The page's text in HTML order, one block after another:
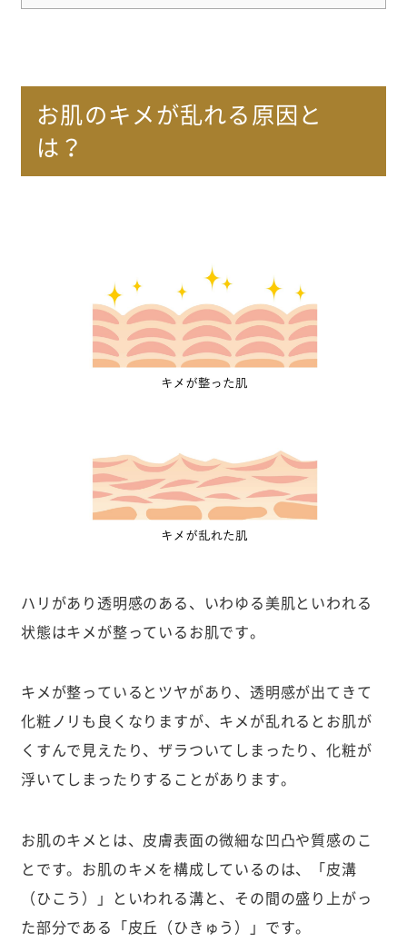
お肌のキメが乱れる原因と
は？
ハリがあり透明感のある、いわゆる美肌といわれる
状態はキメが整っているお肌です。
キメが整っているとツヤがあり、透明感が出てきて
化粧ノリも良くなりますが、キメが乱れるとお肌が
くすんで見えたり、ザラついてしまったり、化粧が
浮いてしまったりすることがあります。
お肌のキメとは、皮膚表面の微細な凹凸や質感のこ
とです。お肌のキメを構成しているのは、「皮溝
（ひこう）」といわれる溝と、その間の盛り上がっ
た部分である「皮丘（ひきゅう）」です。